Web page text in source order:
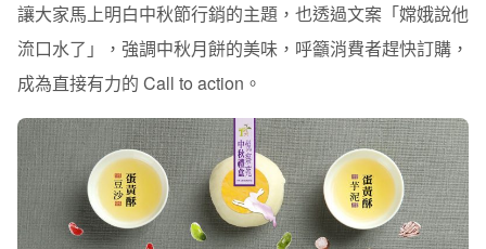
讓大家馬上明白中秋節行銷的主題，也透過文案「嫦娥說他
流口水了」，強調中秋月餅的美味，呼籲消費者趕快訂購，
成為直接有力的 Call to action。